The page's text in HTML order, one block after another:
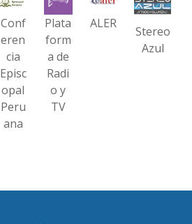
Conf
eren
cia
Episc
opal
Peru
ana
Plata
form
a de
Radi
o y
TV
ALER
Stereo
Azul